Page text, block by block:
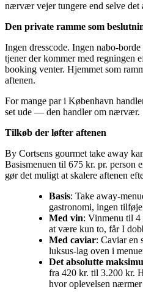
nærvær vejer tungere end selve det
Den private ramme som
Ingen dresscode. Ingen nabo-
tjener der kommer med regningen
booking venter. Hjemmet som
aftenen.
For mange par i København
set ude — den handler om nærvær.
Tilkøb der løfter aftenen
By Cortsens gourmet take away
Basismenuen til 675 kr. pr. person
gør det muligt at skalere aftenen
Basis: Take away-
gastronomi, ingen
Med vin: Vinmenu til
at være kun to, får I
Med caviar: Caviar en
luksus-lag oven i
Det absolutte
fra 420 kr. til 3.200 kr.
hvor oplevelsen